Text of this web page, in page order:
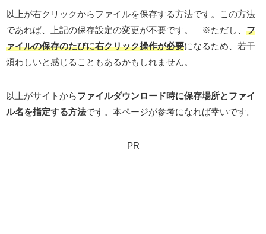
以上が右クリックからファイルを保存する方法です。この方法
であれば、上記の保存設定の変更が不要です。 ※ただし、 フ
ァイルの保存のたびに右クリック操作が必要になるため、若干
煩わしいと感じることもあるかもしれません。
以上がサイトからファイルダウンロード時に保存場所とファイ
ル名を指定する方法です。本ページが参考になれば幸いです。
PR